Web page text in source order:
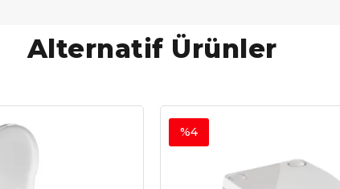
Alternatif Ürünler
%4